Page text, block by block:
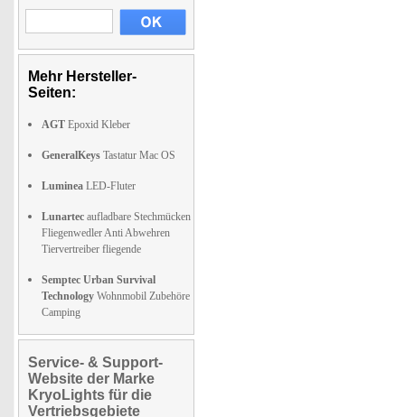
Mehr Hersteller-
Seiten:
AGT Epoxid Kleber
GeneralKeys Tastatur Mac OS
Luminea LED-Fluter
Lunartec aufladbare Stechmücken
Fliegenwedler Anti Abwehren
Tiervertreiber fliegende
Semptec Urban Survival
Technology Wohnmobil Zubehöre
Camping
Service- & Support-
Website der Marke
KryoLights für die
Vertriebsgebiete